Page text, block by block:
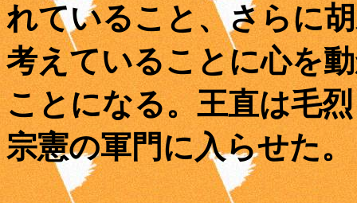
れていること、さらに
考えていることに心を
ことになる。王直は毛
宗憲の軍門に入らせた。